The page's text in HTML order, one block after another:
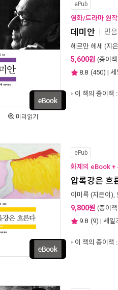
미리읽기
ePub
영화/드라마 원
데미안 민
헤르만 헤세 (지
5,600원 (종이책
8.8 (450) | 세
이 책의 종이책 :
ePub
화제의 eBook +
압록강은 흐
이미륵 (지은이),
9,800원 (종이책
9.8 (9) | 세일
이 책의 종이책 :